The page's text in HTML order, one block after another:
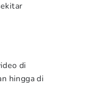
di
hingga di